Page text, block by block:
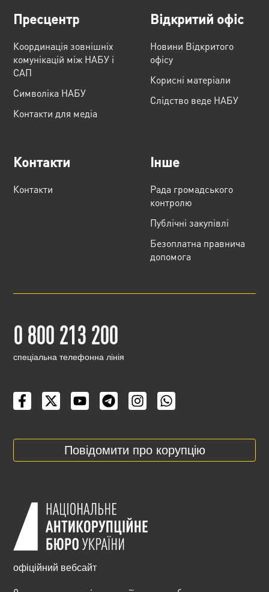
Пресцентр
Координація зовнішніх
комунікацій між НАБУ і
САП
Cимволіка НАБУ
Контакти для медіа
Відкритий офіс
Новини Відкритого
офісу
Корисні матеріали
Слідство веде НАБУ
Контакти
Контакти
Інше
Рада громадського
контролю
Публічні закупівлі
Безоплатна правнича
допомога
0 800 213 200
cпеціальна телефонна лінія
Повідомити про корупцію
офіційний вебсайт